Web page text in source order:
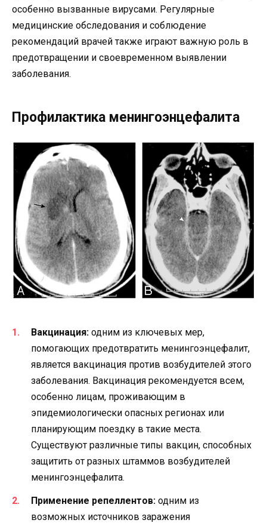
особенно вызванные вирусами. Регулярные
медицинские обследования и соблюдение
рекомендаций врачей также играют важную роль в
предотвращении и своевременном выявлении
заболевания.
Профилактика менингоэнцефалита
Вакцинация: одним из ключевых мер,
помогающих предотвратить менингоэнцефалит,
является вакцинация против возбудителей этого
заболевания. Вакцинация рекомендуется всем,
особенно лицам, проживающим в
эпидемиологически опасных регионах или
планирующим поездку в такие места.
Существуют различные типы вакцин, способных
защитить от разных штаммов возбудителей
менингоэнцефалита.
Применение репеллентов: одним из
возможных источников заражения